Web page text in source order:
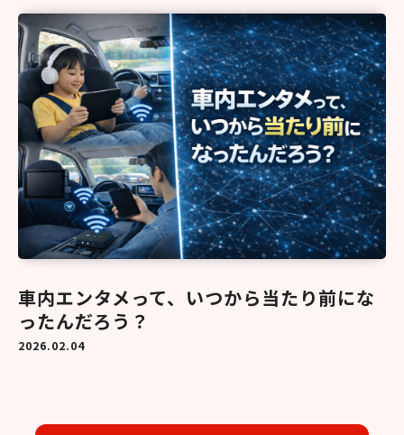
車内エンタメって、いつから当たり前にな
ったんだろう？
2026.02.04